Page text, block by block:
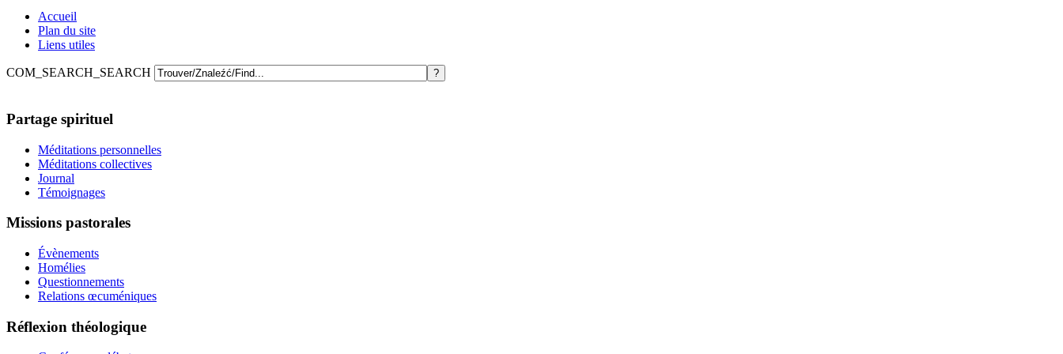
Accueil
Plan du site
Liens utiles
COM_SEARCH_SEARCH
Partage spirituel
Méditations personnelles
Méditations collectives
Journal
Témoignages
Missions pastorales
Évènements
Homélies
Questionnements
Relations œcuméniques
Réflexion théologique